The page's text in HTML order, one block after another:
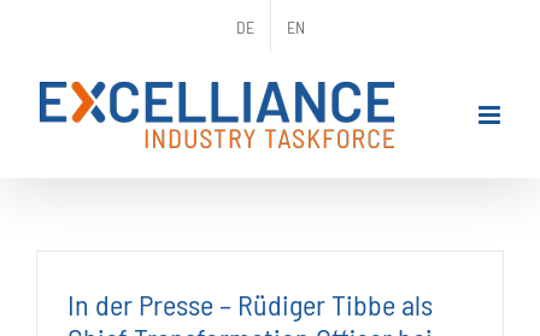
content
DE EN
In der Presse – Rüdiger Tibbe als